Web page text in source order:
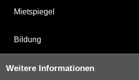
Mietspiegel
Bildung
Weitere Informationen